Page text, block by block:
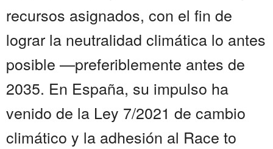
recursos asignados, con el fin de
lograr la neutralidad climática lo antes
posible —preferiblemente antes de
2035. En España, su impulso ha
venido de la Ley 7/2021 de cambio
climático y la adhesión al Race to